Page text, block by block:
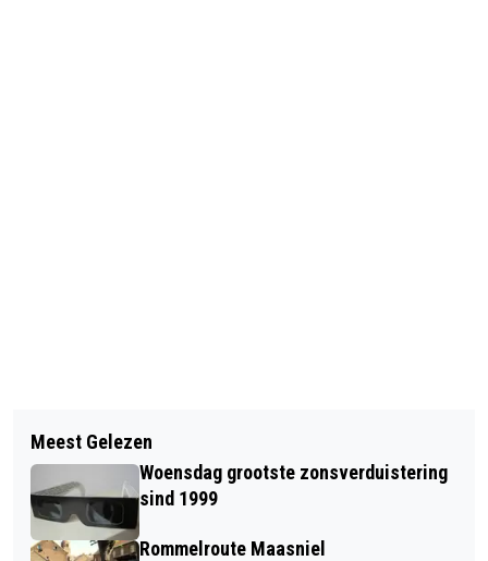
HERDENKING LIMBURGSE
SLACHTOFFERS VAN DE HOLOCAUST
AVONTUUR EN ONTBIJT MET RINUS
TIJDENS DE NATIONALE
VOORLEESDAGEN
Meest Gelezen
Woensdag grootste zonsverduistering
sind 1999
Rommelroute Maasniel